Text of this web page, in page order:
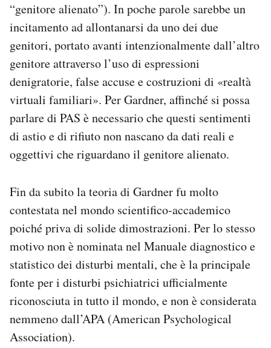
“genitore alienato”). In poche parole sarebbe un
incitamento ad allontanarsi da uno dei due
genitori, portato avanti intenzionalmente dall’altro
genitore attraverso l’uso di espressioni
denigratorie, false accuse e costruzioni di «realtà
virtuali familiari». Per Gardner, affinché si possa
parlare di PAS è necessario che questi sentimenti
di astio e di rifiuto non nascano da dati reali e
oggettivi che riguardano il genitore alienato.
Fin da subito la teoria di Gardner fu molto
contestata nel mondo scientifico-accademico
poiché priva di solide dimostrazioni. Per lo stesso
motivo non è nominata nel Manuale diagnostico e
statistico dei disturbi mentali, che è la principale
fonte per i disturbi psichiatrici ufficialmente
riconosciuta in tutto il mondo, e non è considerata
nemmeno dall’APA (American Psychological
Association).